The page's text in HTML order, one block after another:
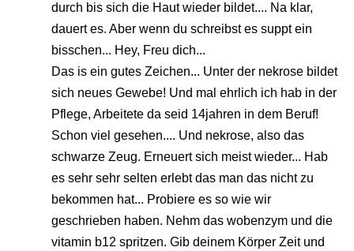
durch bis sich die Haut wieder bildet.... Na klar,
dauert es. Aber wenn du schreibst es suppt ein
bisschen... Hey, Freu dich...
Das is ein gutes Zeichen... Unter der nekrose bildet
sich neues Gewebe! Und mal ehrlich ich hab in der
Pflege, Arbeitete da seid 14jahren in dem Beruf!
Schon viel gesehen.... Und nekrose, also das
schwarze Zeug. Erneuert sich meist wieder... Hab
es sehr sehr selten erlebt das man das nicht zu
bekommen hat... Probiere es so wie wir
geschrieben haben. Nehm das wobenzym und die
vitamin b12 spritzen. Gib deinem Körper Zeit und